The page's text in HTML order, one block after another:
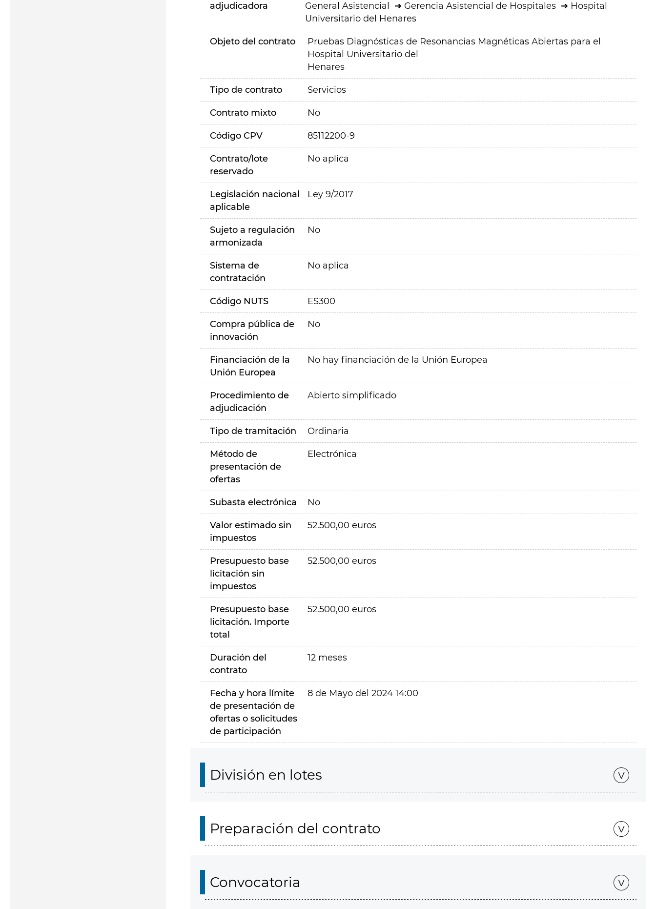
adjudicadora
General Asistencial
Gerencia Asistencial de Hospitales
Hospital
Universitario del Henares
Objeto del contrato
Pruebas Diagnósticas de Resonancias Magnéticas Abiertas para el
Hospital Universitario del
Henares
Tipo de contrato Servicios
Contrato mixto No
Código CPV 85112200-9
Contrato/lote
reservado
No aplica
Legislación nacional
aplicable
Ley 9/2017
Sujeto a regulación
armonizada
No
Sistema de
contratación
No aplica
Código NUTS ES300
Compra pública de
innovación
No
Financiación de la
Unión Europea
No hay financiación de la Unión Europea
Procedimiento de
adjudicación
Abierto simplificado
Tipo de tramitación Ordinaria
Método de
presentación de
ofertas
Electrónica
Subasta electrónica No
Valor estimado sin
impuestos
52.500,00 euros
Presupuesto base
licitación sin
impuestos
52.500,00 euros
Presupuesto base
licitación. Importe
total
52.500,00 euros
Duración del
contrato
12 meses
Fecha y hora límite
de presentación de
ofertas o solicitudes
de participación
8 de Mayo del 2024 14:00
División en lotes
Preparación del contrato
Convocatoria